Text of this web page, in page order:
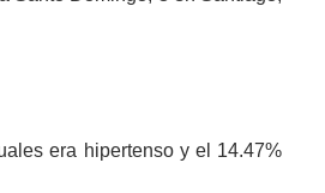
era hipertenso y el 14.47%